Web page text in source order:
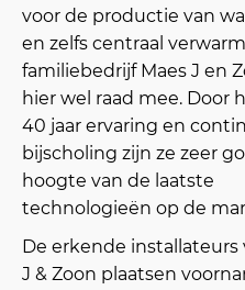
voor de productie van
en zelfs centraal
familiebedrijf Maes J en
hier wel raad mee. Door
40 jaar ervaring en
bijscholing zijn ze zeer
hoogte van de laatste
technologieën op de
De erkende installateurs
J & Zoon plaatsen